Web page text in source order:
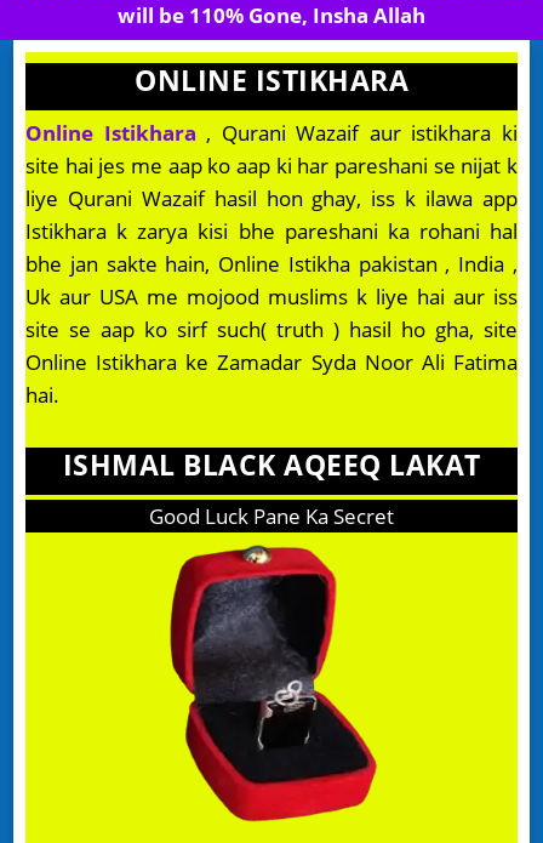
will be 110% Gone, Insha Allah
ONLINE ISTIKHARA
Online Istikhara , Qurani Wazaif aur istikhara ki
site hai jes me aap ko aap ki har pareshani se nijat k
liye Qurani Wazaif hasil hon ghay, iss k ilawa app
Istikhara k zarya kisi bhe pareshani ka rohani hal
bhe jan sakte hain, Online Istikha pakistan , India ,
Uk aur USA me mojood muslims k liye hai aur iss
site se aap ko sirf such( truth ) hasil ho gha, site
Online Istikhara ke Zamadar Syda Noor Ali Fatima
hai.
ISHMAL BLACK AQEEQ LAKAT
Good Luck Pane Ka Secret